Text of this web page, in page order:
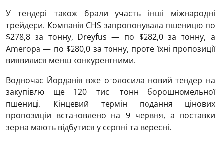
У тендері також брали участь інші міжнародні
трейдери. Компанія CHS запропонувала пшеницю по
$278,8 за тонну, Dreyfus — по $282,0 за тонну, а
Ameropa — по $280,0 за тонну, проте їхні пропозиції
виявилися менш конкурентними.
Водночас Йорданія вже оголосила новий тендер на
закупівлю ще 120 тис. тонн борошномельної
пшениці. Кінцевий термін подання цінових
пропозицій встановлено на 9 червня, а поставки
зерна мають відбутися у серпні та вересні.